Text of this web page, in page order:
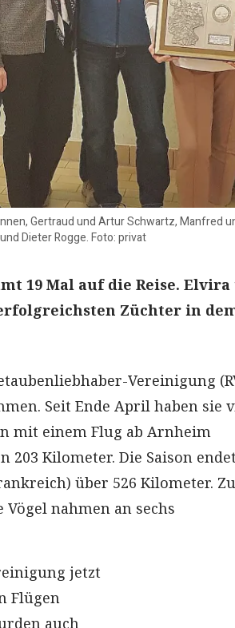
Gertraud und Artur Schwartz, Manfred
Dieter Rogge. Foto: privat
19 Mal auf die Reise.
Züchter in
Vereinigung
Seit Ende April haben sie
mit einem Flug ab Arnheim
203 Kilometer. Die Saison
über 526 Kilometer.
nahmen an sechs
jetzt
Flügen
auch